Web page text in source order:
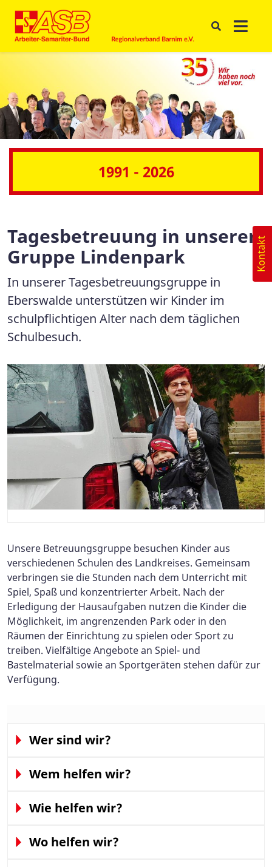
1991 - 2026
Tagesbetreuung in unserer
Gruppe Lindenpark
In unserer Tagesbetreuungsgruppe in
Eberswalde unterstützen wir Kinder im
schulpflichtigen Alter nach dem täglichen
Schulbesuch.
Unsere Betreuungsgruppe besuchen Kinder aus
verschiedenen Schulen des Landkreises. Gemeinsam
verbringen sie die Stunden nach dem Unterricht mit
Spiel, Spaß und konzentrierter Arbeit. Nach der
Erledigung der Hausaufgaben nutzen die Kinder die
Möglichkeit, im angrenzenden Park oder in den
Räumen der Einrichtung zu spielen oder Sport zu
treiben. Vielfältige Angebote an Spiel- und
Bastelmaterial sowie an Sportgeräten stehen dafür zur
Verfügung.
Wer sind wir?
Wem helfen wir?
Wie helfen wir?
Wo helfen wir?
Kontakt